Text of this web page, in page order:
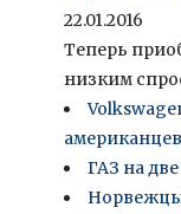
22.01.2016
Теперь
низким
американцев
ГАЗ на